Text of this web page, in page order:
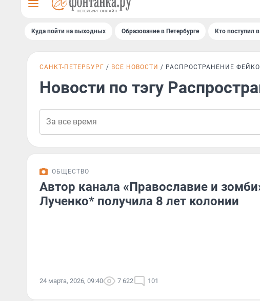
Куда пойти на выходных Образование в Петербурге Кто поступил
САНКТ-ПЕТЕРБУРГ ВСЕ НОВОСТИ РАСПРОСТРАНЕНИЕ
Новости по тэгу
ОБЩЕСТВО
Автор канала «Православие и
Лученко* получила 8 лет колонии
24 марта, 2026, 09:40 7 622 101